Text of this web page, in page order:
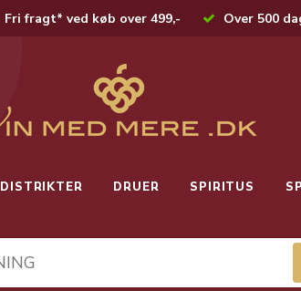
Fri fragt* ved køb over 499,- Over 500
DISTRIKTER DRUER SPIRITUS